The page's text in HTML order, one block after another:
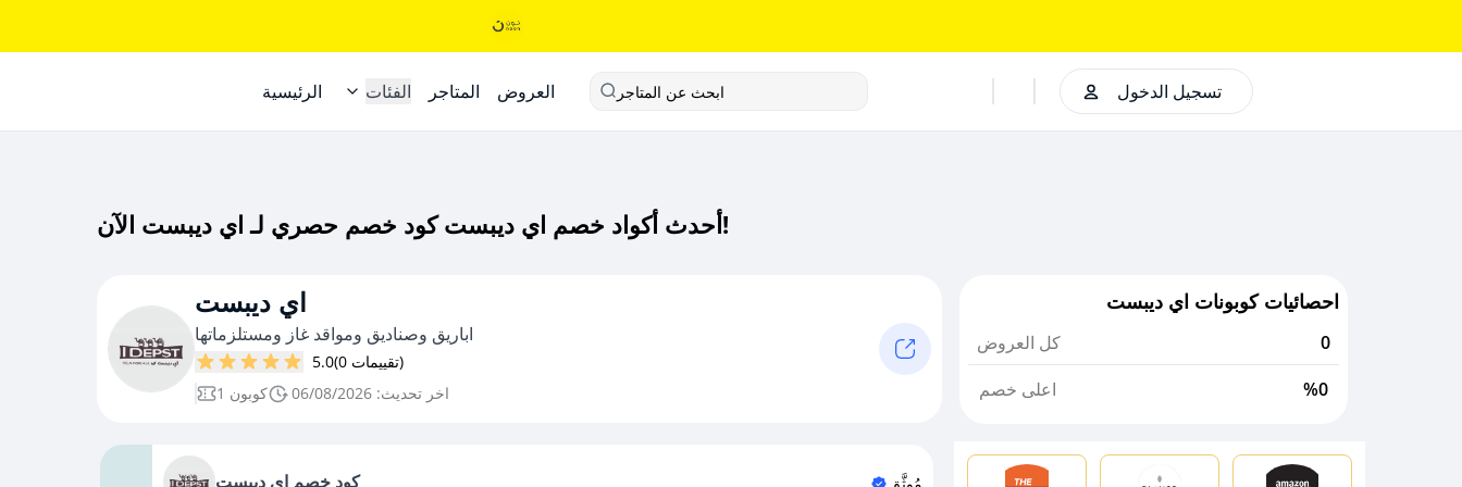
الرئيسية الفئات المتاجر العروض ابحث عن المتاجر تسجيل الدخول
أحدث أكواد خصم اي ديبست كود خصم حصري لـ اي ديبست الآن!
اي ديبست
اباريق وصناديق ومواقد غاز ومستلزماتها
5.0
(0 تقييمات)
1 كوبون
اخر تحديث: 06/08/2026
احصائيات كوبونات اي ديبست
كل العروض
0
اعلى خصم
%0
كود خصم اي ديبست